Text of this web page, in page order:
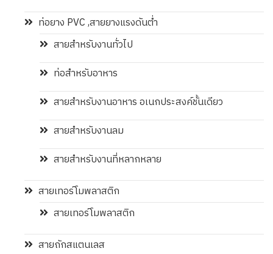
ท่อยาง PVC ,สายยางแรงดันต่ำ
สายสำหรับงานทั่วไป
ท่อสำหรับอาหาร
สายสำหรับงานอาหาร อเนกประสงค์ชั้นเดียว
สายสำหรับงานลม
สายสำหรับงานที่หลากหลาย
สายเทอร์โมพลาสติก
สายเทอร์โมพลาสติก
สายถักสแตนเลส